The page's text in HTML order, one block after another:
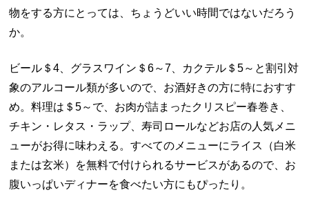
物をする方にとっては、ちょうどいい時間ではないだろう
か。
ビール＄4、グラスワイン＄6～7、カクテル＄5～と割引対
象のアルコール類が多いので、お酒好きの方に特におすす
め。料理は＄5～で、お肉が詰まったクリスピー春巻き、
チキン・レタス・ラップ、寿司ロールなどお店の人気メニ
ューがお得に味わえる。すべてのメニューにライス（白米
または玄米）を無料で付けられるサービスがあるので、お
腹いっぱいディナーを食べたい方にもぴったり。